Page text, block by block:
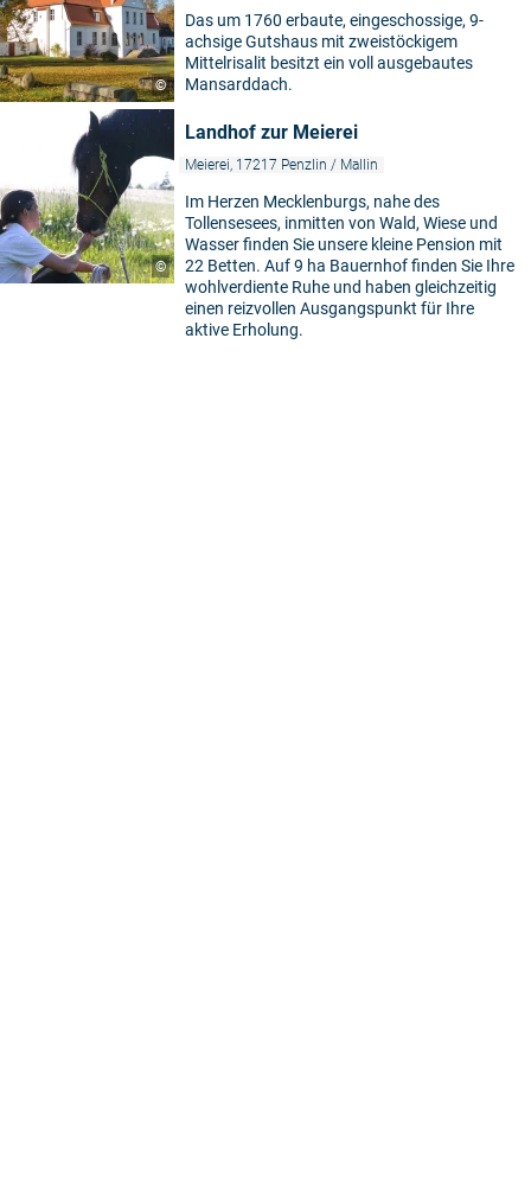
©
Das um 1760 erbaute, eingeschossige, 9-
achsige Gutshaus mit zweistöckigem
Mittelrisalit besitzt ein voll ausgebautes
Mansarddach.
©
Landhof zur Meierei
Meierei, 17217 Penzlin / Mallin
Im Herzen Mecklenburgs, nahe des
Tollensesees, inmitten von Wald, Wiese und
Wasser finden Sie unsere kleine Pension mit
22 Betten. Auf 9 ha Bauernhof finden Sie Ihre
wohlverdiente Ruhe und haben gleichzeitig
einen reizvollen Ausgangspunkt für Ihre
aktive Erholung.